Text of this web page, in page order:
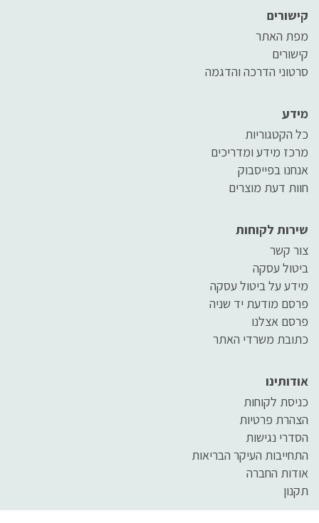
קישורים
מפת האתר
קישורים
סרטוני הדרכה והדגמה
מידע
כל הקטגוריות
מרכז מידע ומדריכים
אנחנו בפייסבוק
חוות דעת מוצרים
שירות לקוחות
צור קשר
ביטול עסקה
מידע על ביטול עסקה
פרסם מודעת יד שניה
פרסם אצלנו
כתובת משרדי האתר
אודותינו
כניסת לקוחות
הצהרת פרטיות
הסדרי נגישות
התחייבות העיקר הבריאות
אודות החברה
תקנון